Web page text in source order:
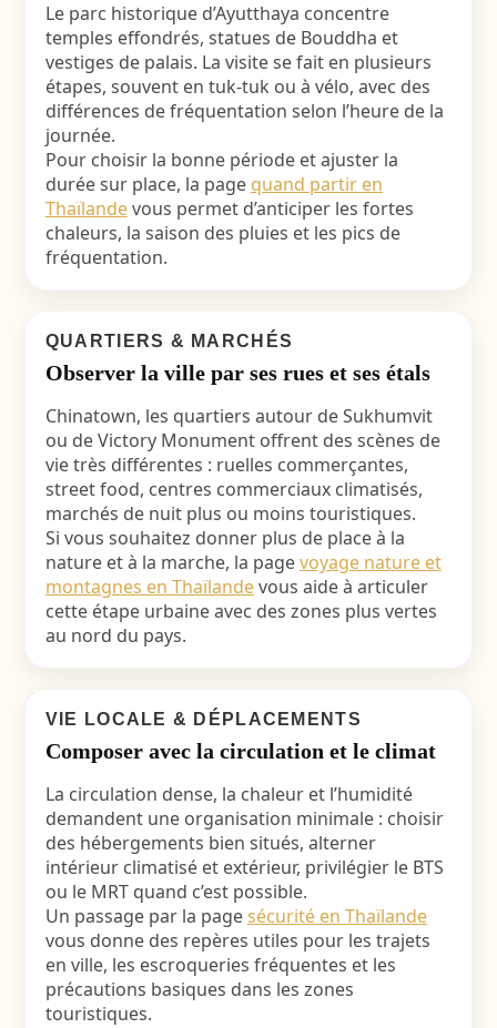
Le parc historique d’Ayutthaya concentre
temples effondrés, statues de Bouddha et
vestiges de palais. La visite se fait en plusieurs
étapes, souvent en tuk-tuk ou à vélo, avec des
différences de fréquentation selon l’heure de la
journée.
Pour choisir la bonne période et ajuster la
durée sur place, la page quand partir en
Thaïlandevous permet d’anticiper les fortes
chaleurs, la saison des pluies et les pics de
fréquentation.
QUARTIERS & MARCHÉS
Observer la ville par ses rues et ses étals
Chinatown, les quartiers autour de Sukhumvit
ou de Victory Monument offrent des scènes de
vie très différentes : ruelles commerçantes,
street food, centres commerciaux climatisés,
marchés de nuit plus ou moins touristiques.
Si vous souhaitez donner plus de place à la
nature et à la marche, la pagevoyage nature et
montagnes en Thaïlandevous aide à articuler
cette étape urbaine avec des zones plus vertes
au nord du pays.
VIE LOCALE & DÉPLACEMENTS
Composer avec la circulation et le climat
La circulation dense, la chaleur et l’humidité
demandent une organisation minimale : choisir
des hébergements bien situés, alterner
intérieur climatisé et extérieur, privilégier le BTS
ou le MRT quand c’est possible.
Un passage par la pagesécurité en Thaïlande
vous donne des repères utiles pour les trajets
en ville, les escroqueries fréquentes et les
précautions basiques dans les zones
touristiques.